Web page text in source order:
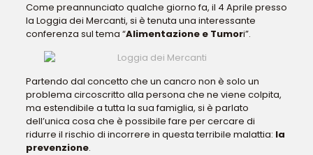
Come preannunciato qualche giorno fa, il 4 Aprile presso
la Loggia dei Mercanti, si è tenuta una interessante
conferenza sul tema “Alimentazione e Tumori”.
Partendo dal concetto che un cancro non è solo un
problema circoscritto alla persona che ne viene colpita,
ma estendibile a tutta la sua famiglia, si è parlato
dell’unica cosa che è possibile fare per cercare di
ridurre il rischio di incorrere in questa terribile malattia: la
prevenzione.